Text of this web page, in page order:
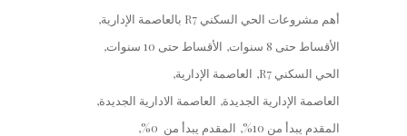
أهم مشروعات الحي السكني R7 بالعاصمة الإدارية
الأقساط حتى 8 سنوات
الأقساط حتى 10 سنوات
الحي السكني R7
العاصمة الإدارية
العاصمة الإدارية الجديدة العاصمة الادارية الجديدة
المقدم يبدأ من 10%
المقدم يبدأ من 0%